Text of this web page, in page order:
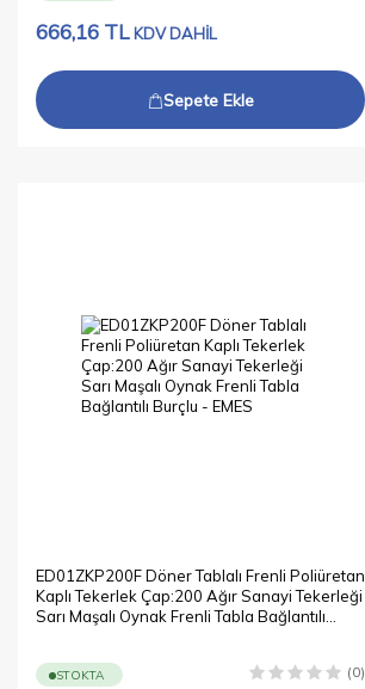
666,16 TL KDV DAHİL
Sepete Ekle
ED01ZKP200F Döner Tablalı Frenli Poliüretan
Kaplı Tekerlek Çap:200 Ağır Sanayi Tekerleği
Sarı Maşalı Oynak Frenli Tabla Bağlantılı
STOKTA (0)